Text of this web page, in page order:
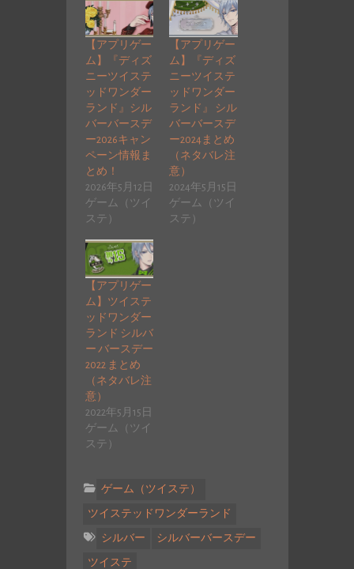
【アプリゲー
ム】『ディズ
ニーツイステ
ッドワンダー
ランド』シル
バーバースデ
ー2026キャン
ペーン情報ま
とめ！
2026年5月12日
ゲーム（ツイ
ステ）
【アプリゲー
ム】『ディズ
ニーツイステ
ッドワンダー
ランド』 シル
バーバースデ
ー2024まとめ
（ネタバレ注
意）
2024年5月15日
ゲーム（ツイ
ステ）
【アプリゲー
ム】ツイステ
ッドワンダー
ランド シルバ
ー バースデー
2022 まとめ
（ネタバレ注
意）
2022年5月15日
ゲーム（ツイ
ステ）
ゲーム（ツイステ）
ツイステッドワンダーランド
シルバー シルバーバースデー
ツイステ